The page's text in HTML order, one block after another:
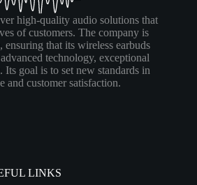
high-quality audio solutions that
of customers. The company is
that its wireless earbuds
technology, exceptional
goal is to set new standards in
and customer satisfaction.
LINKS